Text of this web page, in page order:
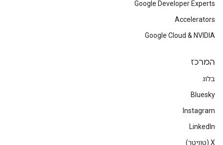
Google Developer Experts
Accelerators
Google Cloud & NVIDIA
המרכז
בלוג
Bluesky
Instagram
LinkedIn
‫X (טוויטר)